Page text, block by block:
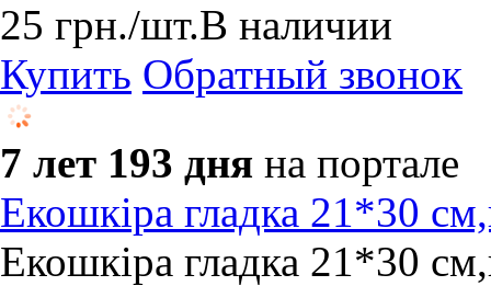
25 грн./шт.В наличии
Купить Обратный звонок
7 лет 193 дня на портале
Екошкіра гладка 21*30
Екошкіра гладка 21*30